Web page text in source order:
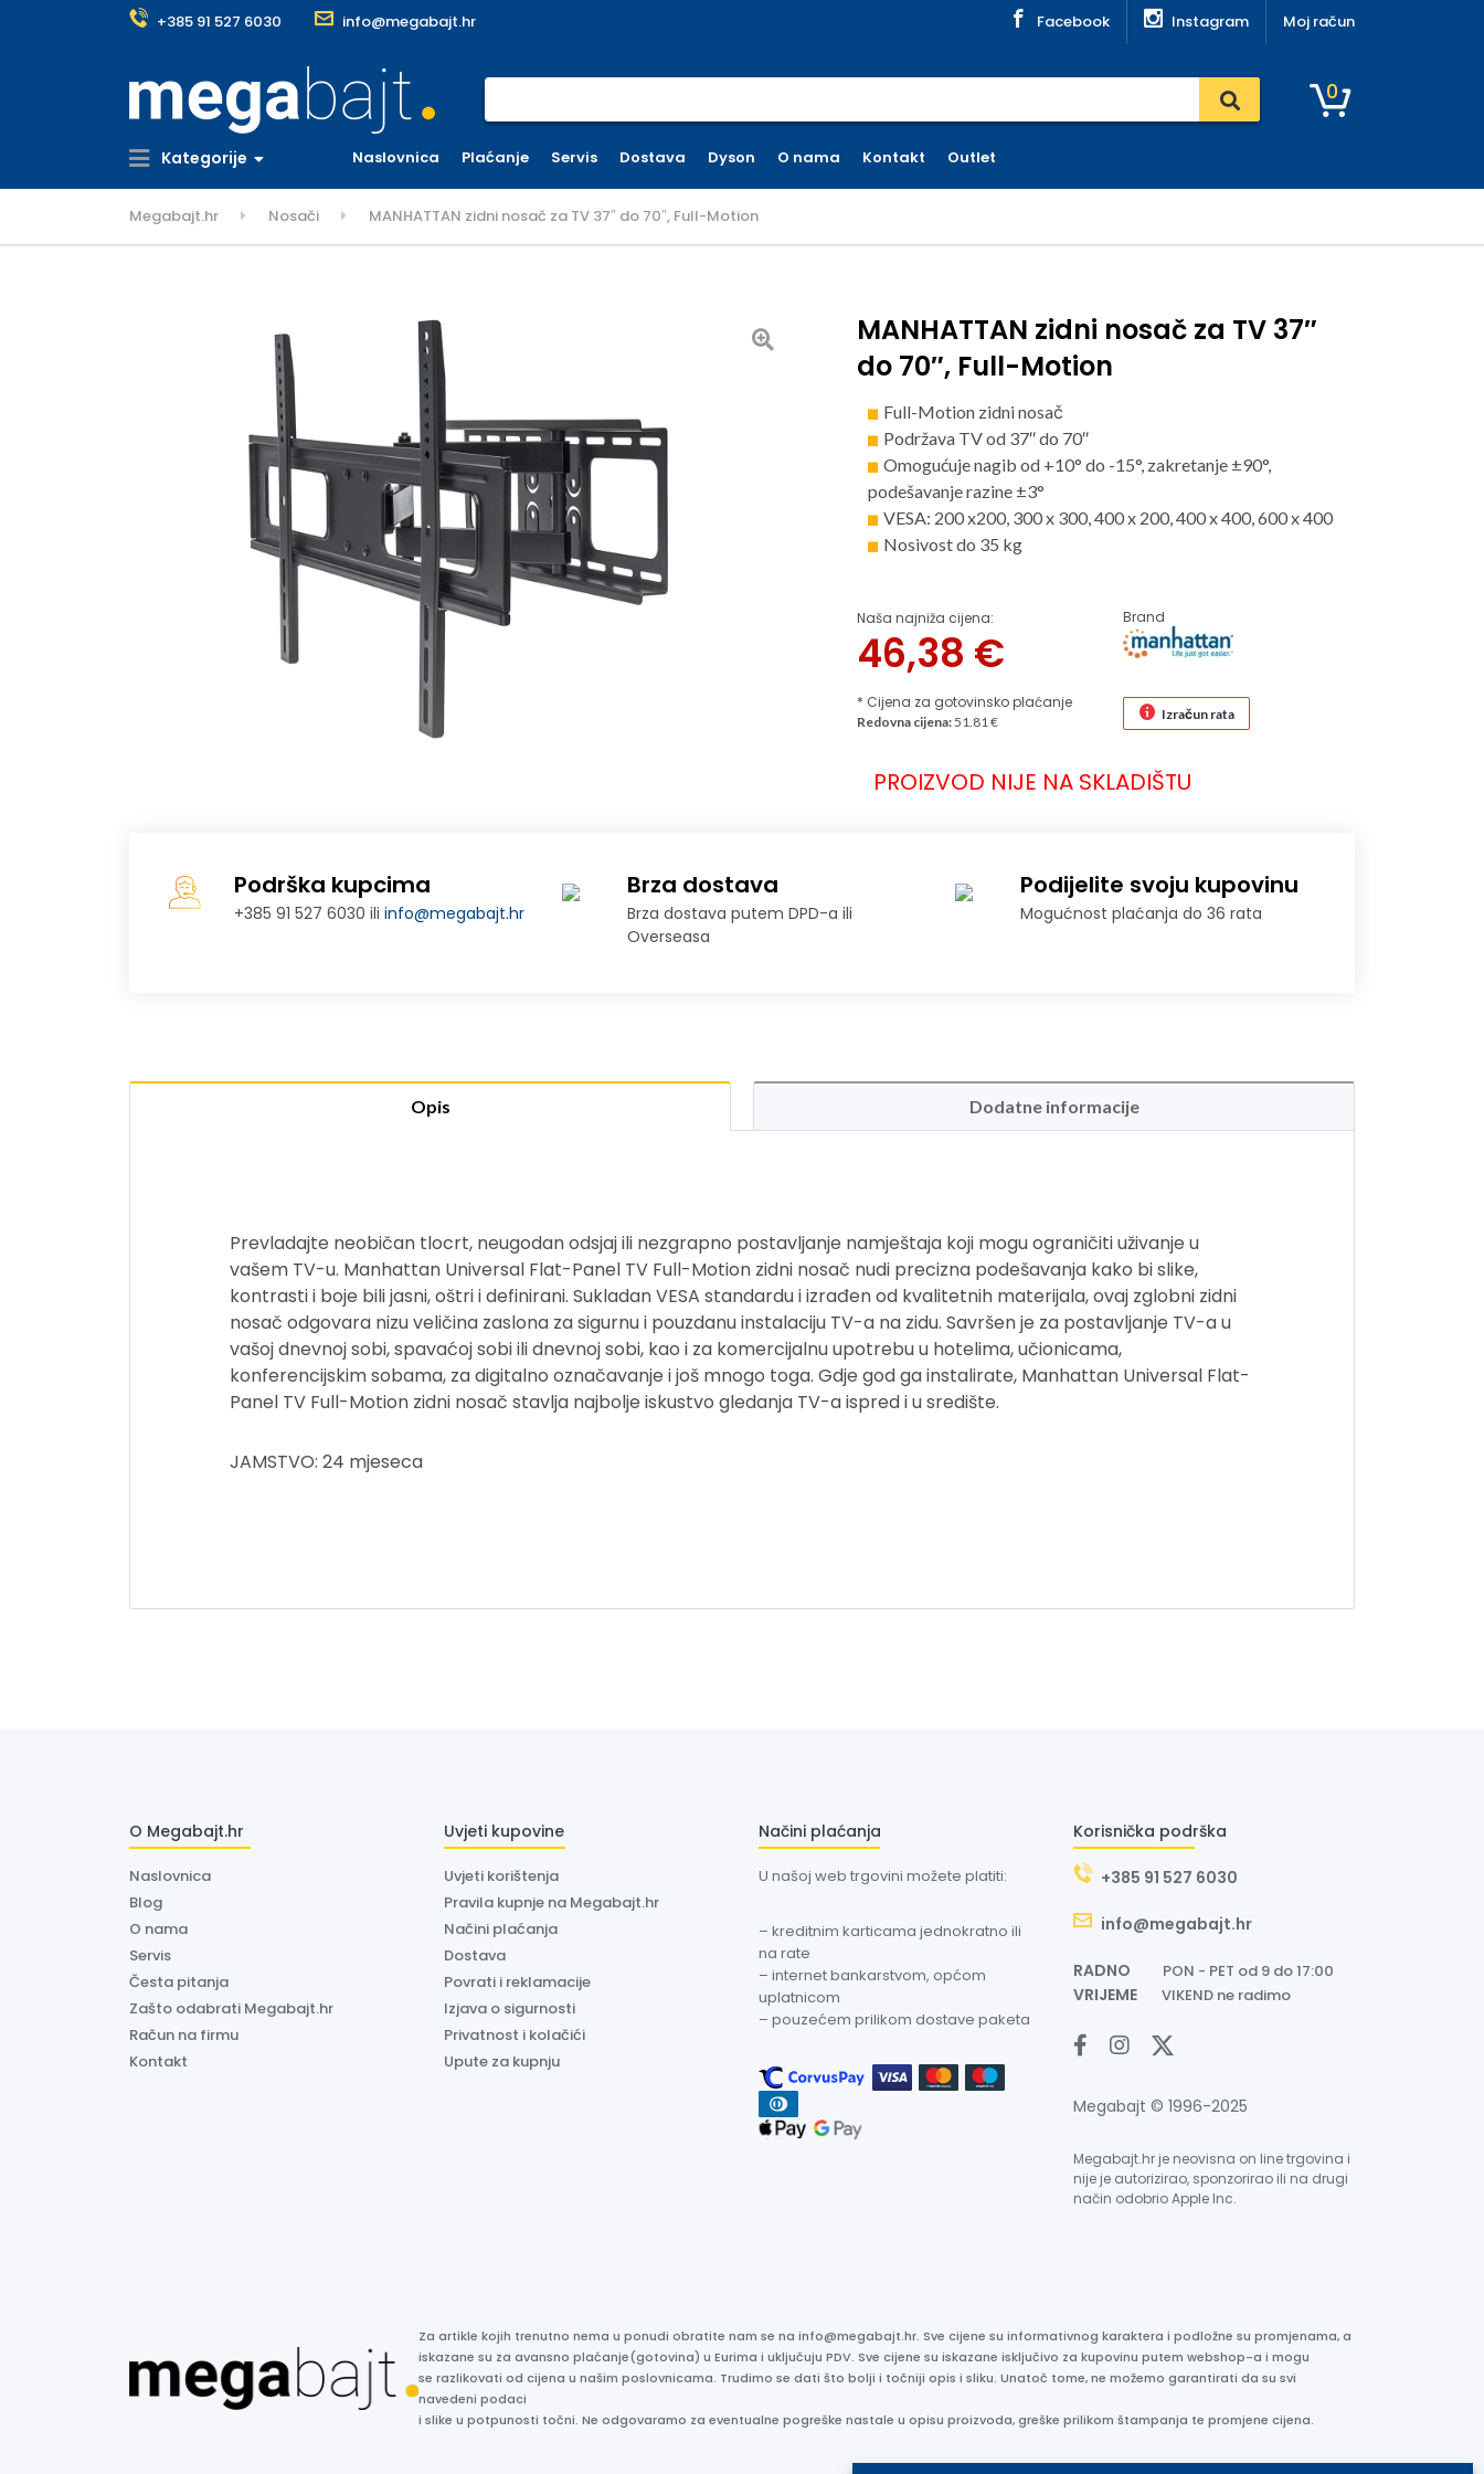
+385 91 527 6030 info@megabajt.hr Facebook Instagram Moj račun
0
Kategorije Naslovnica Plaćanje Servis Dostava Dyson O nama Kontakt Outlet
Megabajt.hr Nosači MANHATTAN zidni nosač za TV 37″ do 70″, Full-Motion
MANHATTAN zidni nosač za TV 37″
do 70″, Full-Motion
Full-Motion zidni nosač
Podržava TV od 37″ do 70″
Omogućuje nagib od +10° do -15°, zakretanje ±90°,
podešavanje razine ±3°
VESA: 200 x200, 300 x 300, 400 x 200, 400 x 400, 600 x 400
Nosivost do 35 kg
Naša najniža cijena:
46,38 €
* Cijena za gotovinsko plaćanje
Brand
Redovna cijena:51.81 € Izračun rata
PROIZVOD NIJE NA SKLADIŠTU
Podrška kupcima
+385 91 527 6030 iliinfo@megabajt.hr
Brza dostava
Brza dostava putem DPD-a ili
Overseasa
Podijelite svoju kupovinu
Mogućnost plaćanja do 36 rata
Opis Dodatne informacije
Prevladajte neobičan tlocrt, neugodan odsjaj ili nezgrapno postavljanje namještaja koji mogu ograničiti uživanje u
vašem TV-u. Manhattan Universal Flat-Panel TV Full-Motion zidni nosač nudi precizna podešavanja kako bi slike,
kontrasti i boje bili jasni, oštri i definirani. Sukladan VESA standardu i izrađen od kvalitetnih materijala, ovaj zglobni zidni
nosač odgovara nizu veličina zaslona za sigurnu i pouzdanu instalaciju TV-a na zidu. Savršen je za postavljanje TV-a u
vašoj dnevnoj sobi, spavaćoj sobi ili dnevnoj sobi, kao i za komercijalnu upotrebu u hotelima, učionicama,
konferencijskim sobama, za digitalno označavanje i još mnogo toga. Gdje god ga instalirate, Manhattan Universal Flat-
Panel TV Full-Motion zidni nosač stavlja najbolje iskustvo gledanja TV-a ispred i u središte.
JAMSTVO: 24 mjeseca
O Megabajt.hr
Naslovnica
Blog
O nama
Servis
Česta pitanja
Zašto odabrati Megabajt.hr
Račun na firmu
Kontakt
Uvjeti kupovine
Uvjeti korištenja
Pravila kupnje na Megabajt.hr
Načini plaćanja
Dostava
Povrati i reklamacije
Izjava o sigurnosti
Privatnost i kolačići
Upute za kupnju
Načini plaćanja
U našoj web trgovini možete platiti:
– kreditnim karticama jednokratno ili
na rate
– internet bankarstvom, općom
uplatnicom
– pouzećem prilikom dostave paketa
Korisnička podrška
+385 91 527 6030
info@megabajt.hr
RADNO PON - PET od 9 do 17:00
VRIJEME VIKEND ne radimo
Megabajt © 1996-2025
Megabajt.hr je neovisna on line trgovina i
nije je autorizirao, sponzorirao ili na drugi
način odobrio Apple Inc.
Za artikle kojih trenutno nema u ponudi obratite nam se na info@megabajt.hr. Sve cijene su informativnog karaktera i podložne su promjenama, a
iskazane su za avansno plaćanje(gotovina) u Eurima i uključuju PDV. Sve cijene su iskazane isključivo za kupovinu putem webshop-a i mogu
se razlikovati od cijena u našim poslovnicama. Trudimo se dati što bolji i točniji opis i sliku. Unatoč tome, ne možemo garantirati da su svi
navedeni podaci
i slike u potpunosti točni. Ne odgovaramo za eventualne pogreške nastale u opisu proizvoda, greške prilikom štampanja te promjene cijena.